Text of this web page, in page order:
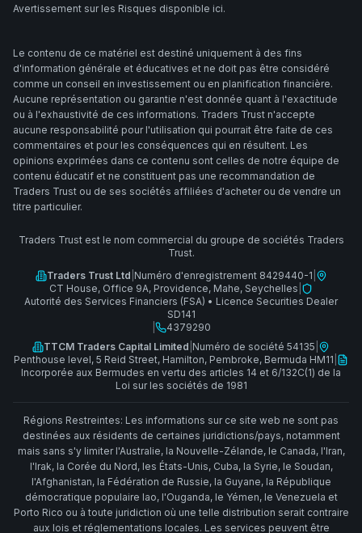
Avertissement sur les Risques disponible ici.
Le contenu de ce matériel est destiné uniquement à des fins
d'information générale et éducatives et ne doit pas être considéré
comme un conseil en investissement ou en planification financière.
Aucune représentation ou garantie n'est donnée quant à l'exactitude
ou à l'exhaustivité de ces informations. Traders Trust n'accepte
aucune responsabilité pour l'utilisation qui pourrait être faite de ces
commentaires et pour les conséquences qui en résultent. Les
opinions exprimées dans ce contenu sont celles de notre équipe de
contenu éducatif et ne constituent pas une recommandation de
Traders Trust ou de ses sociétés affiliées d'acheter ou de vendre un
titre particulier.
Traders Trust est le nom commercial du groupe de sociétés Traders
Trust.
Traders Trust Ltd Numéro d'enregistrement 8429440-1
CT House, Office 9A, Providence, Mahe, Seychelles
Autorité des Services Financiers (FSA) • Licence Securities Dealer
SD141
4379290
TTCM Traders Capital Limited Numéro de société 54135
Penthouse level, 5 Reid Street, Hamilton, Pembroke, Bermuda HM11
Incorporée aux Bermudes en vertu des articles 14 et 6/132C(1) de la
Loi sur les sociétés de 1981
Régions Restreintes: Les informations sur ce site web ne sont pas
destinées aux résidents de certaines juridictions/pays, notamment
mais sans s'y limiter l'Australie, la Nouvelle-Zélande, le Canada, l'Iran,
l'Irak, la Corée du Nord, les États-Unis, Cuba, la Syrie, le Soudan,
l'Afghanistan, la Fédération de Russie, la Guyane, la République
démocratique populaire lao, l'Ouganda, le Yémen, le Venezuela et
Porto Rico ou à toute juridiction où une telle distribution serait contraire
aux lois et réglementations locales. Les services peuvent être